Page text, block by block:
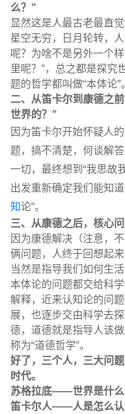
么？”
显然这是人最古老最直
星空无穷，日月轮转，
呢？为啥不是另外一个
里呢？”，总之都是探究
题的哲学都叫做“本体论”。
二、从笛卡尔到康德之
世界的？”
因为笛卡尔开始怀疑人
题，搞不清楚，何谈解
一切，最终想到“我思故
出发重新确定我们能知
知论”。
三、从康德之后，核心
因为康德解决（注意，
俩问题，人终于回想起
当然是指导我们如何生
本体论的问题都交给科
解释，近来认知论的问
展，也逐步交由科学去
德，道德就是指导人该
称为“道德哲学”。
好了，三个人，三大问
时代。
苏格拉底——世界是什么
笛卡尔人——人是怎么认